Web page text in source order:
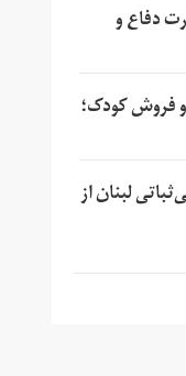
دفاع و
فروش کودک؛
لبنان از